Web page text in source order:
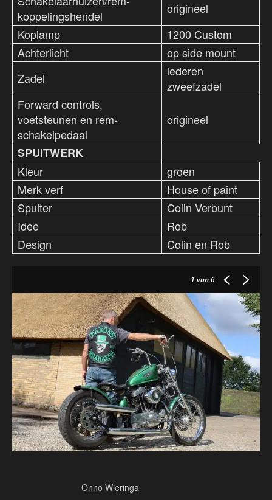
koppelingshendel
origineel
Koplamp
1200 Custom
Achterlicht
op side mount
Zadel
lederen
zweefzadel
Forward controls,
voetsteunen en rem-
schakelpedaal
origineel
SPUITWERK
Kleur
groen
Merk verf
House of paint
Spuiter
Colin Verbunt
Idee
Rob
Design
Colin en Rob
1 van 6
Onno Wieringa